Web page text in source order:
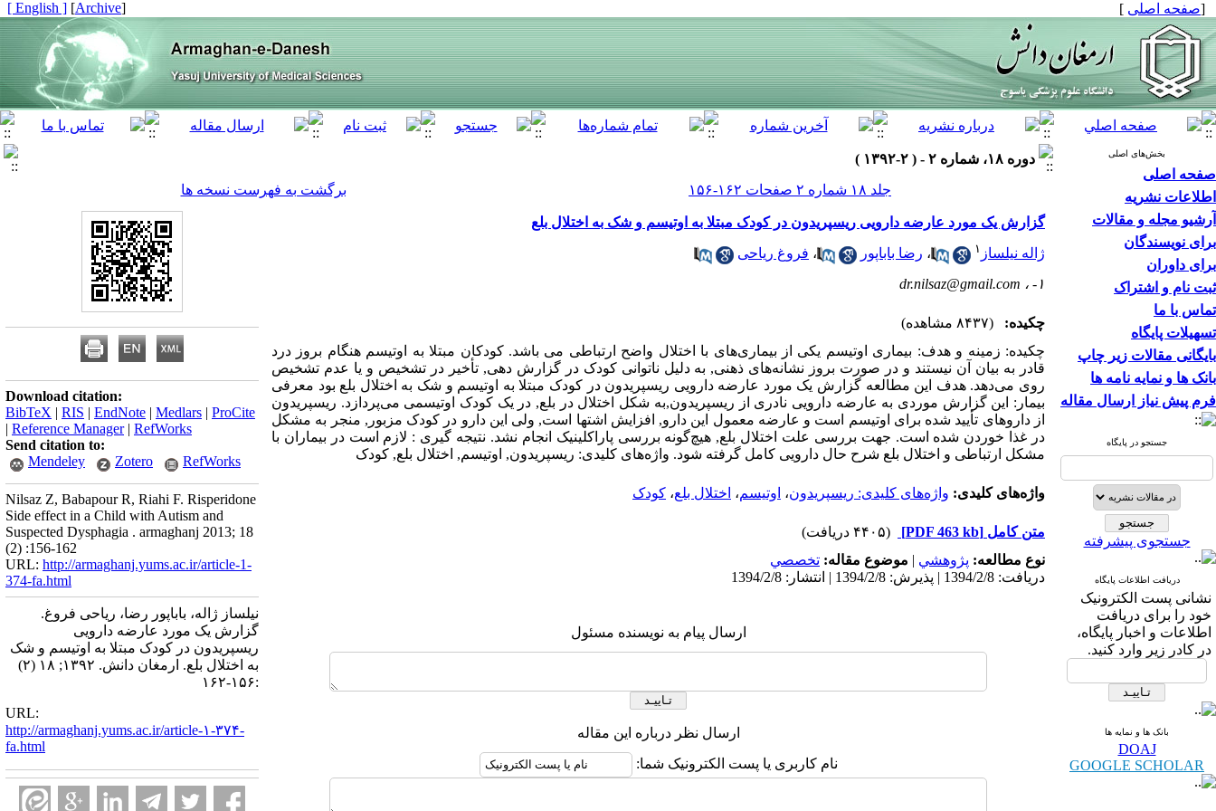
[صفحه اصلی ]
[
Archive
]
[ English ]
بخش‌های اصلی
صفحه اصلی
اطلاعات نشریه
آرشیو مجله و مقالات
برای نویسندگان
برای داوران
ثبت نام و اشتراک
تماس با ما
تسهیلات پایگاه
بایگانی مقالات زیر چاپ
بانک ها و نمایه نامه ها
فرم پیش نیاز ارسال مقاله
جستجو در پایگاه
جستجوی پیشرفته
دریافت اطلاعات پایگاه
نشانی پست الکترونیک
خود را برای دریافت
اطلاعات و اخبار پایگاه،
در کادر زیر وارد کنید.
بانک ها و نمایه ها
DOAJ
GOOGLE SCHOLAR
دوره ۱۸، شماره ۲ - ( ۲-۱۳۹۲ )
جلد ۱۸ شماره ۲ صفحات ۱۶۲-۱۵۶
برگشت به فهرست نسخه ها
گزارش یک مورد عارضه دارویی ریسپریدون در کودک مبتلا به اوتیسم و شک به اختلال بلع
ژاله نیلساز ۱ ، رضا باباپور ، فروغ ریاحی
۱- ،
dr.nilsaz@gmail.com
چکیده:
(۸۴۳۷ مشاهده)
چکیده: زمینه و هدف: بیماری اوتیسم یکی از بیماری‌های با اختلال واضح ارتباطی می‌‌ باشد. کودکان مبتلا به اوتیسم هنگام بروز درد
قادر به بیان آن نیستند و در صورت بروز نشانه‌های ذهنی, به دلیل ناتوانی کودک در گزارش دهی, تأخیر در تشخیص و یا عدم تشخیص
روی می‌‌‌دهد. هدف این مطالعه گزارش یک مورد عارضه دارویی ریسپریدون در کودک مبتلا به اوتیسم و شک به اختلال بلع بود معرفی
بیمار: این گزارش موردی به عارضه دارویی نادری از ریسپریدون,به شکل اختلال در بلع, در یک کودک اوتیسمی‌‌ می‌‌‌پردازد. ریسپریدون
از داروهای تأیید شده برای اوتیسم است و عارضه معمول این دارو, افزایش اشتها است, ولی این دارو در کودک مزبور, منجر به مشکل
در غذا خوردن شده است. جهت بررسی علت اختلال بلع, هیچ‌گونه بررسی پاراکلینیک انجام نشد. نتیجه گیری : لازم است در بیماران با
مشکل ارتباطی و اختلال بلع شرح حال دارویی کامل گرفته شود. واژه‌های کلیدی: ریسپریدون, اوتیسم, اختلال بلع, کودک
واژه‌های کلیدی: واژه‌های کلیدی: ریسپریدون، اوتیسم، اختلال بلع، کودک
متن کامل [PDF 463 kb]
(۴۴۰۵ دریافت)
نوع مطالعه: پژوهشي | موضوع مقاله: تخصصي
دریافت: 1394/2/8 | پذیرش: 1394/2/8 | انتشار: 1394/2/8
ارسال پیام به نویسنده مسئول
ارسال نظر درباره این مقاله
نام کاربری یا پست الکترونیک شما:
Download citation:
BibTeX | RIS | EndNote | Medlars | ProCite
| Reference Manager| RefWorks
Send citation to:
Mendeley
Zotero RefWorks
Nilsaz Z, Babapour R, Riahi F. Risperidone
Side effect in a Child with Autism and
Suspected Dysphagia . armaghanj 2013; 18
(2) :156-162
URL: http://armaghanj.yums.ac.ir/article-1-
374-fa.html
نیلساز ژاله، باباپور رضا، ریاحی فروغ.
گزارش یک مورد عارضه دارویی
ریسپریدون در کودک مبتلا به اوتیسم و شک
به اختلال بلع. ارمغان دانش. ۱۳۹۲; ۱۸ (۲)
:۱۵۶-۱۶۲
URL:
http://armaghanj.yums.ac.ir/article-۱-۳۷۴-
fa.html